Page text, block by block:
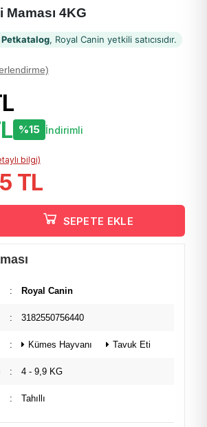
4KG
Petkatalog, Royal Canin yetkili satıcısıdır.
%15 İndirimli
bilgi)
TL
SEPETE EKLE
: Royal Canin
: 3182550756440
: Kümes Hayvanı Tavuk Eti
: 4 - 9,9 KG
: Tahıllı